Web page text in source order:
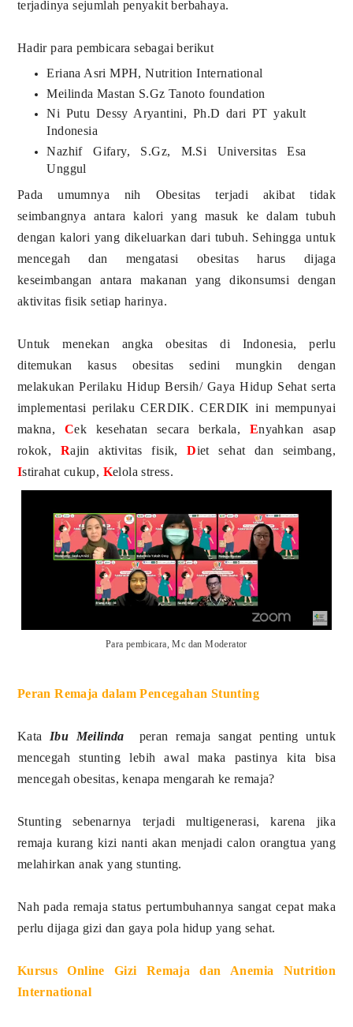
terjadinya sejumlah penyakit berbahaya.
Hadir para pembicara sebagai berikut
Eriana Asri MPH, Nutrition International
Meilinda Mastan S.Gz Tanoto foundation
Ni Putu Dessy Aryantini, Ph.D dari PT yakult
Indonesia
Nazhif Gifary, S.Gz, M.Si Universitas Esa
Unggul
Pada umumnya nih Obesitas terjadi akibat tidak
seimbangnya antara kalori yang masuk ke dalam tubuh
dengan kalori yang dikeluarkan dari tubuh. Sehingga untuk
mencegah dan mengatasi obesitas harus dijaga
keseimbangan antara makanan yang dikonsumsi dengan
aktivitas fisik setiap harinya.
Untuk menekan angka obesitas di Indonesia, perlu
ditemukan kasus obesitas sedini mungkin dengan
melakukan Perilaku Hidup Bersih/ Gaya Hidup Sehat serta
implementasi perilaku CERDIK. CERDIK ini mempunyai
makna, Cek kesehatan secara berkala, Enyahkan asap
rokok, Rajin aktivitas fisik,Diet sehat dan seimbang,
Istirahat cukup, Kelola stress.
Para pembicara, Mc dan Moderator
Peran Remaja dalam Pencegahan Stunting
Kata Ibu Meilinda
peran remaja sangat penting untuk
mencegah stunting lebih awal maka pastinya kita bisa
mencegah obesitas, kenapa mengarah ke remaja?
Stunting sebenarnya terjadi multigenerasi, karena jika
remaja kurang kizi nanti akan menjadi calon orangtua yang
melahirkan anak yang stunting.
Nah pada remaja status pertumbuhannya sangat cepat maka
perlu dijaga gizi dan gaya pola hidup yang sehat.
Kursus Online Gizi Remaja dan Anemia Nutrition
International